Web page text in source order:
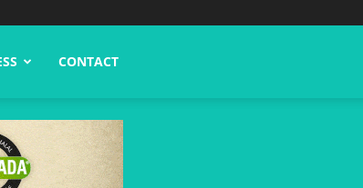
CONTACT